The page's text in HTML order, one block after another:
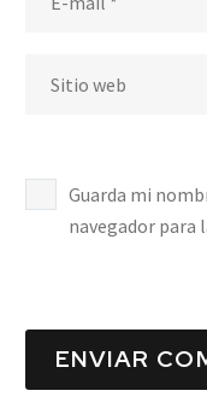
Guarda mi
navegador para
ENVIAR